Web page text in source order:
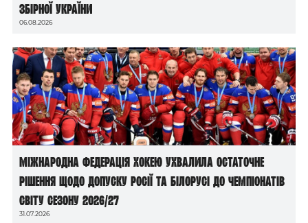
збірної України
06.08.2026
Міжнародна федерація хокею ухвалила остаточне
рішення щодо допуску росії та білорусі до чемпіонатів
світу сезону 2026/27
31.07.2026